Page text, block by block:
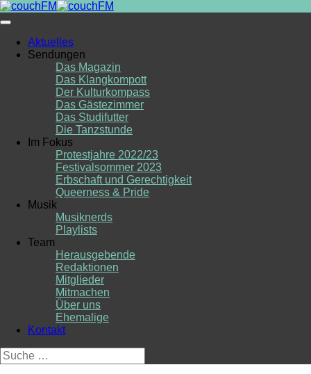
Skip
to
Aktuelles
Sendungen
Das Magazin
Das Klangkompott
Der Kulturkompass
Das Gästezimmer
Das Studifutter
Die Tanzstunde
Im Fokus
Protestjahre 2022/23
Festivalsommer 2023
Erbschaft und Gerechtigkeit
Queerness & Pride
Musik
Musiknerds
Playlists
Team
Herausgebende
Redaktionen
Mitglieder
Mitmachen
Über uns
Ehemalige
Kontakt
Suche
nach: